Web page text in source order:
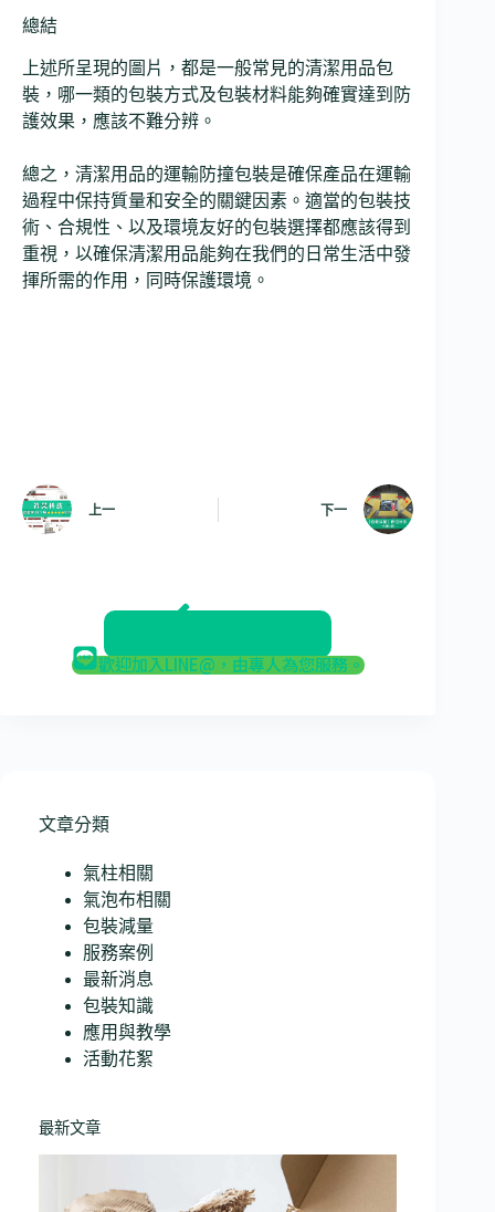
總結
上述所呈現的圖片，都是一般常見的清潔用品包
裝，哪一類的包裝方式及包裝材料能夠確實達到防
護效果，應該不難分辨。
總之，清潔用品的運輸防撞包裝是確保產品在運輸
過程中保持質量和安全的關鍵因素。適當的包裝技
術、合規性、以及環境友好的包裝選擇都應該得到
重視，以確保清潔用品能夠在我們的日常生活中發
揮所需的作用，同時保護環境。
上一 下一
歡迎加入LINE@，由專人為您服務。
文章分類
氣柱相關
氣泡布相關
包裝減量
服務案例
最新消息
包裝知識
應用與教學
活動花絮
最新文章